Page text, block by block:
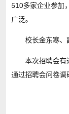
510多家企业参加
广泛。
校长金东寒、
本次招聘会有
通过招聘会问卷调